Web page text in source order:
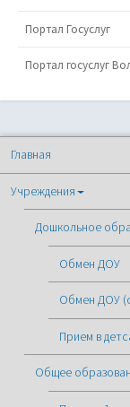
Портал Госуслуг
Портал госуслуг
Главная
Учреждения
Дошкольное
Обмен ДОУ
Обмен ДОУ
Прием в
Общее